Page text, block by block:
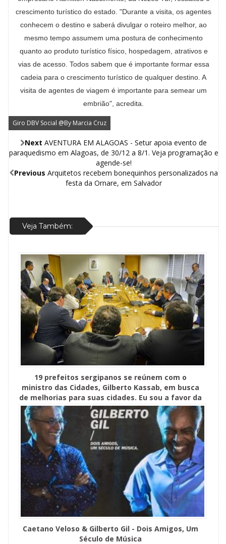
Giro DBV Social @By Marcia Cruz
crescimento turístico do estado. "Durante a visita, os agentes
conhecem o destino e saberá divulgar o roteiro melhor, ao
mesmo tempo assumem uma postura de conhecimento
quanto ao produto turístico físico, hospedagem, atrativos e
vias de acesso. Todos sabem que é importante formar essa
cadeia para o crescimento turístico de qualquer destino. A
visita de agentes de viagem é importante para semear um
embrião", acredita.
Next AVENTURA EM ALAGOAS - Setur apoia evento de
paraquedismo em Alagoas, de 30/12 a 8/1. Veja programação e
agende-se!
Previous Arquitetos recebem bonequinhos personalizados na
festa da Ornare, em Salvador
Veja Também:
19 prefeitos sergipanos se reúnem com o
ministro das Cidades, Gilberto Kassab, em busca
de melhorias para suas cidades. Eu sou a favor da
municipalização!
Caetano Veloso & Gilberto Gil - Dois Amigos, Um
Século de Música